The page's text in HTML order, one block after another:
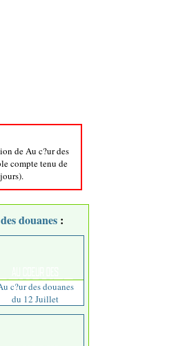
de Au c?ur des
compte tenu de
douanes :
c?ur des douanes
du 12 Juillet